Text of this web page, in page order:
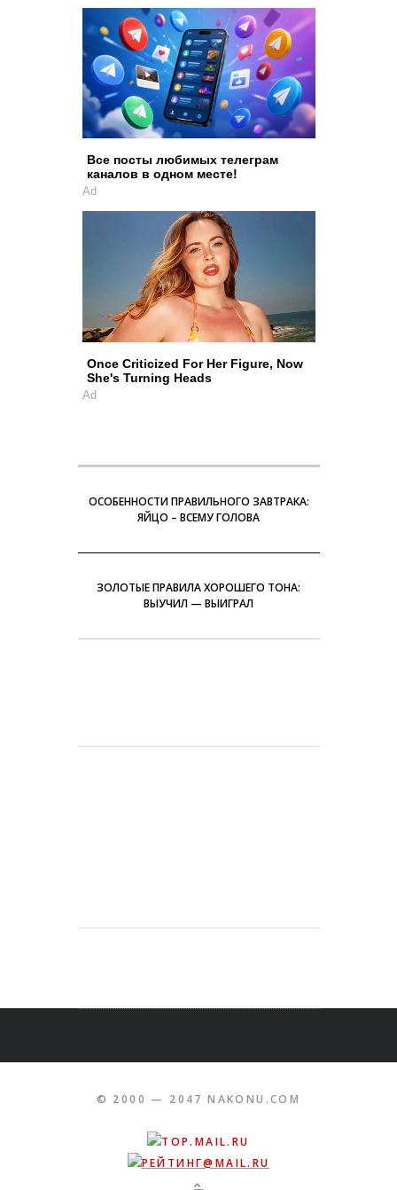
Все посты любимых телеграм
каналов в одном месте!
Ad
Once Criticized For Her Figure, Now
She's Turning Heads
Ad
ОСОБЕННОСТИ ПРАВИЛЬНОГО ЗАВТРАКА:
ЯЙЦО – ВСЕМУ ГОЛОВА
ЗОЛОТЫЕ ПРАВИЛА ХОРОШЕГО ТОНА:
ВЫУЧИЛ — ВЫИГРАЛ
© 2000 — 2047 NAKONU.COM